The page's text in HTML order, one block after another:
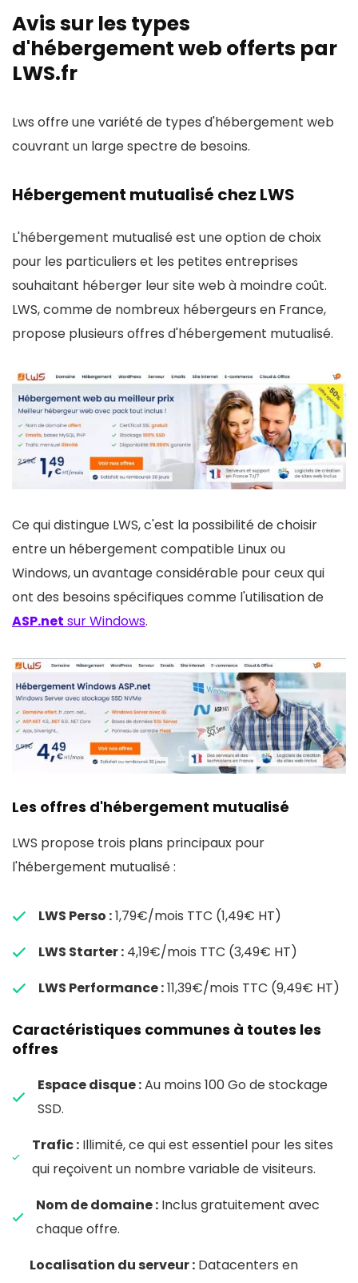
Avis sur les types
d'hébergement web offerts par
LWS.fr
Lws offre une variété de types d'hébergement web
couvrant un large spectre de besoins.
Hébergement mutualisé chez LWS
L'hébergement mutualisé est une option de choix
pour les particuliers et les petites entreprises
souhaitant héberger leur site web à moindre coût.
LWS, comme de nombreux hébergeurs en France,
propose plusieurs offres d'hébergement mutualisé.
Ce qui distingue LWS, c'est la possibilité de choisir
entre un hébergement compatible Linux ou
Windows, un avantage considérable pour ceux qui
ont des besoins spécifiques comme l'utilisation de
ASP.net sur Windows.
Les offres d'hébergement mutualisé
LWS propose trois plans principaux pour
l'hébergement mutualisé :
LWS Perso :1,79€/mois TTC (1,49€ HT)
LWS Starter : 4,19€/mois TTC (3,49€ HT)
LWS Performance :11,39€/mois TTC (9,49€ HT)
Caractéristiques communes à toutes les
offres
Espace disque :Au moins 100 Go de stockage
SSD.
Trafic :Illimité, ce qui est essentiel pour les sites
qui reçoivent un nombre variable de visiteurs.
Nom de domaine : Inclus gratuitement avec
chaque offre.
Localisation du serveur : Datacenters en